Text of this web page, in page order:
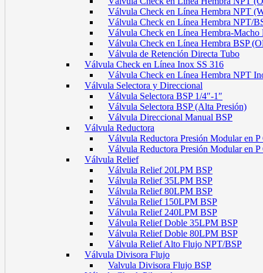
Válvula Check en Línea Hembra NPT
Válvula Check en Línea Hembra NPT/
Válvula Check en Línea Hembra-Macho
Válvula Check en Línea Hembra BSP
Válvula de Retención Directa Tubo
Válvula Check en Línea Inox SS 316
Válvula Check en Línea Hembra NPT
Válvula Selectora y Direccional
Válvula Selectora BSP 1/4″-1″
Válvula Selectora BSP (Alta Presión)
Válvula Direccional Manual BSP
Válvula Reductora
Válvula Reductora Presión Modular en
Válvula Reductora Presión Modular en
Válvula Relief
Válvula Relief 20LPM BSP
Válvula Relief 35LPM BSP
Válvula Relief 80LPM BSP
Válvula Relief 150LPM BSP
Válvula Relief 240LPM BSP
Válvula Relief Doble 35LPM BSP
Válvula Relief Doble 80LPM BSP
Válvula Relief Alto Flujo NPT/BSP
Válvula Divisora Flujo
Valvula Divisora Flujo BSP